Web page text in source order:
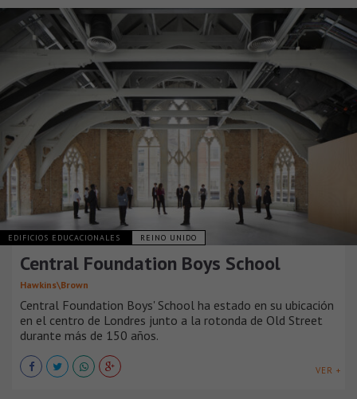
EDIFICIOS EDUCACIONALES REINO UNIDO
Central Foundation Boys School
Hawkins\Brown
Central Foundation Boys' School ha estado en su ubicación
en el centro de Londres junto a la rotonda de Old Street
durante más de 150 años.
VER +